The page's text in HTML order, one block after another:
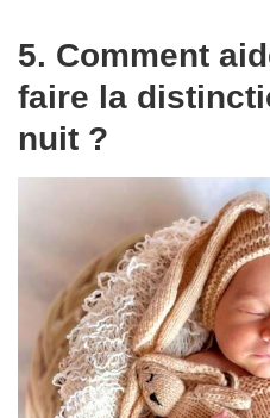
5. Comment
faire la
nuit ?